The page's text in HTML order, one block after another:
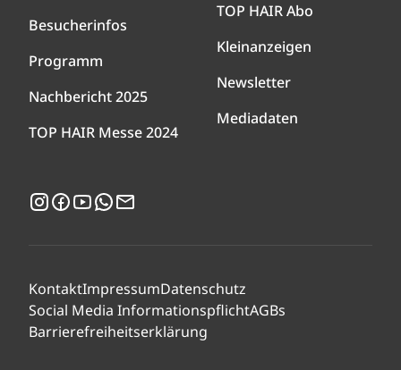
Besucherinfos
Programm
Nachbericht 2025
TOP HAIR Messe 2024
TOP HAIR Abo
Kleinanzeigen
Newsletter
Mediadaten
Instagram
Facebook
YouTubeWhatsApp
KontaktImpressumDatenschutz
Social Media InformationspflichtAGBs
Barrierefreiheitserklärung